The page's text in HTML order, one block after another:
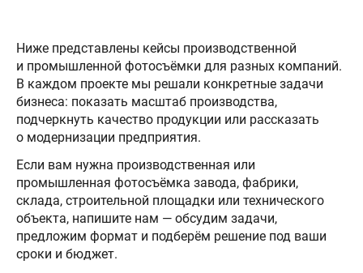
Ниже представлены кейсы производственной
и промышленной фотосъёмки для разных компаний.
В каждом проекте мы решали конкретные задачи
бизнеса: показать масштаб производства,
подчеркнуть качество продукции или рассказать
о модернизации предприятия.
Если вам нужна производственная или
промышленная фотосъёмка завода, фабрики,
склада, строительной площадки или технического
объекта, напишите нам — обсудим задачи,
предложим формат и подберём решение под ваши
сроки и бюджет.